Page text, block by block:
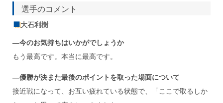
選手のコメント
大石利樹
―今のお気持ちはいかがでしょうか
もう最高です。本当に最高です。
―優勝が決また最後のポイントを取った場面について
接近戦になって、お互い疲れている状態で、「ここで取るしか